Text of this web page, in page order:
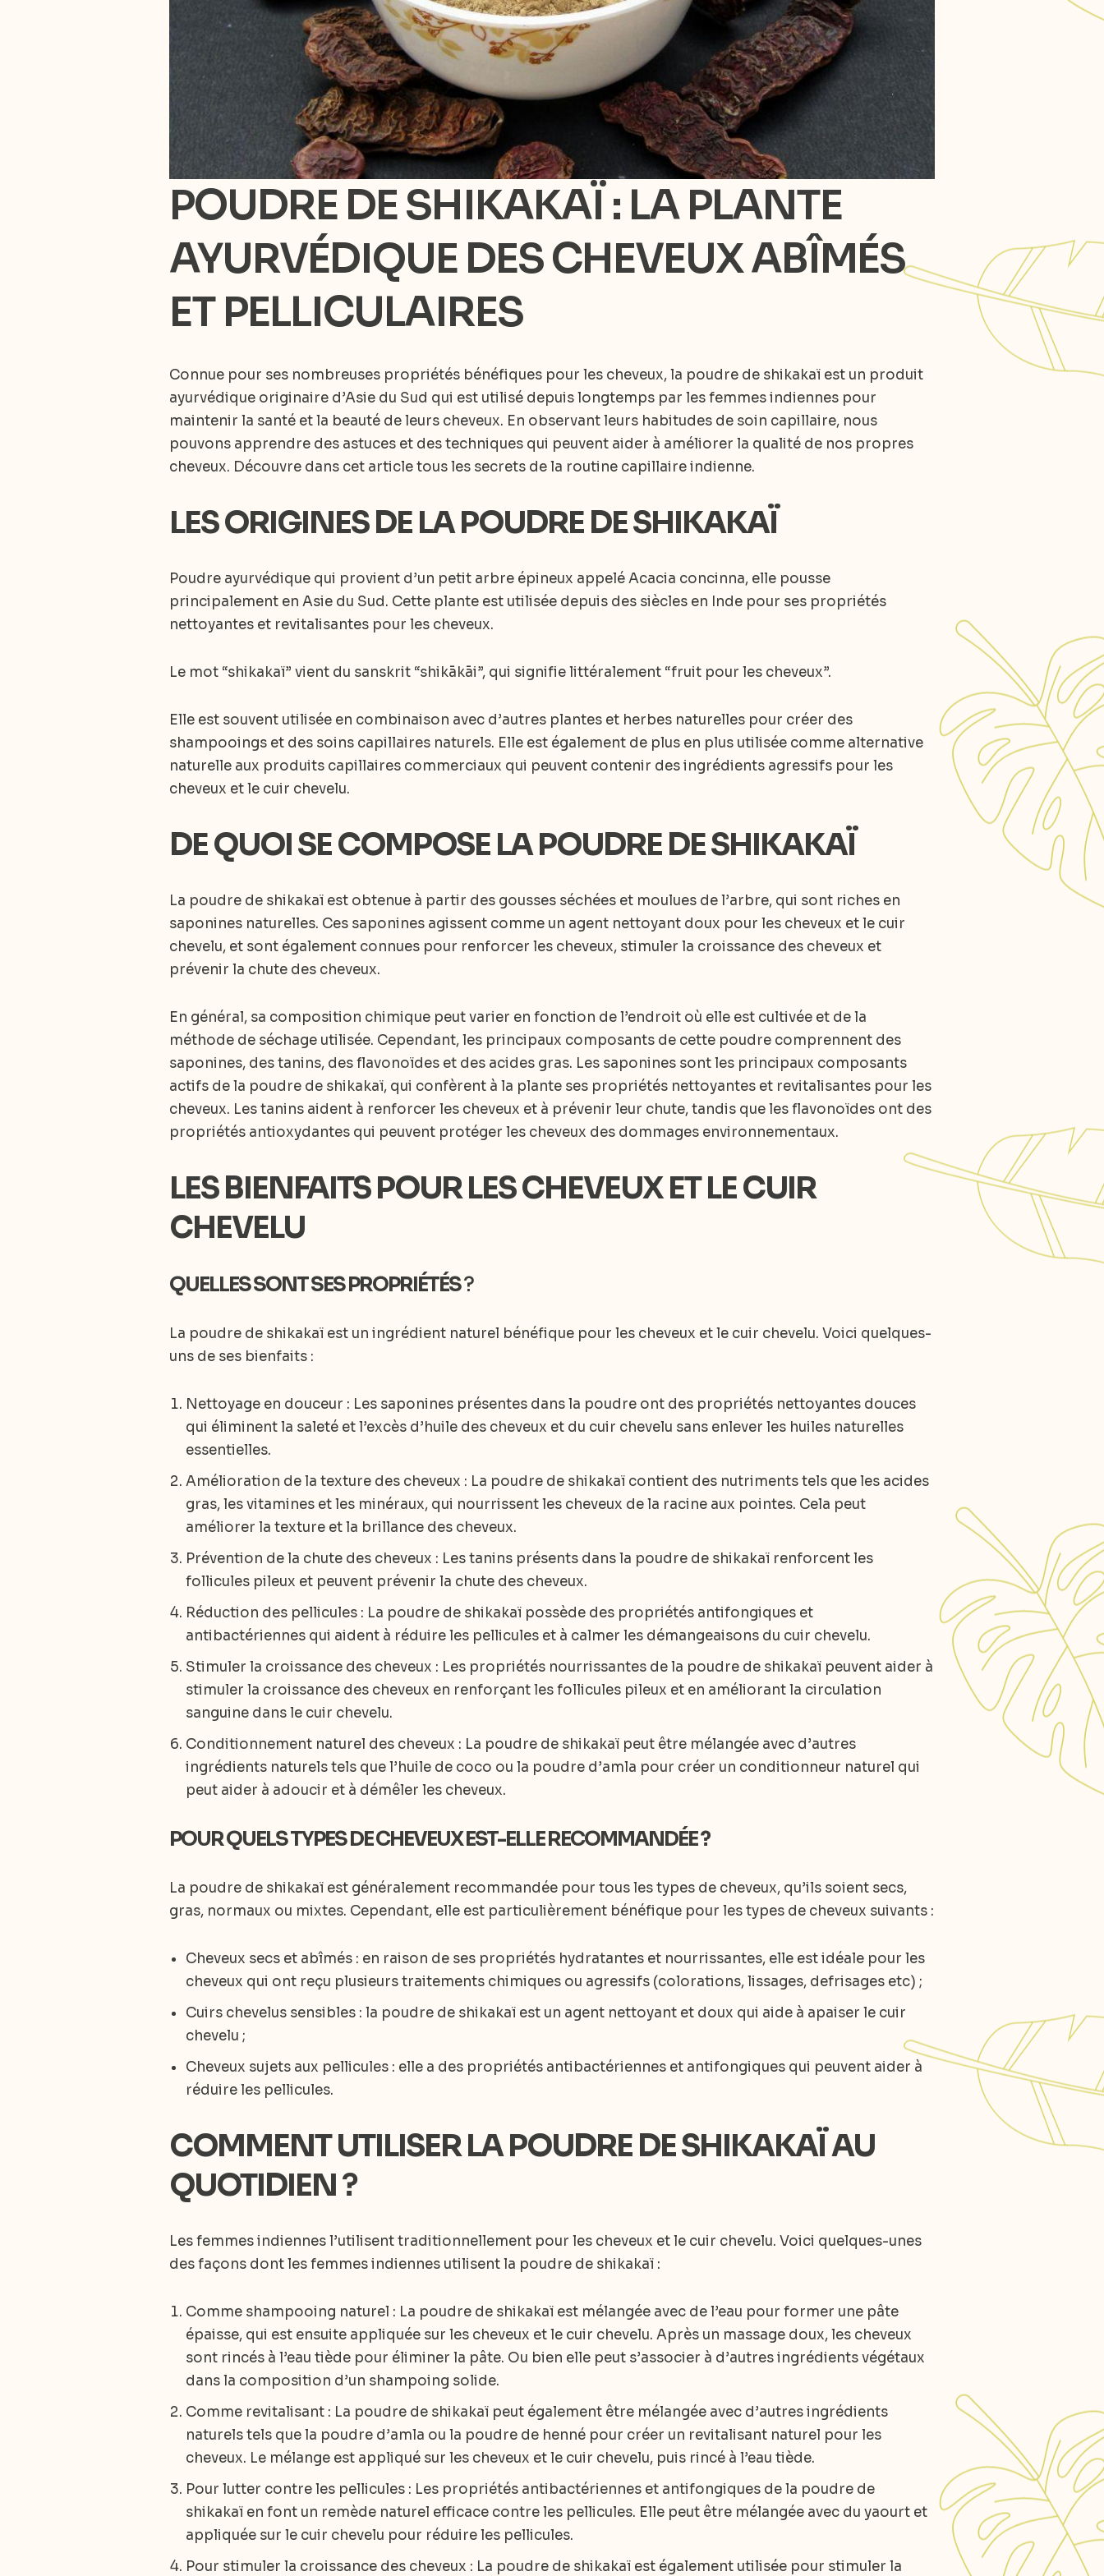
POUDRE DE SHIKAKAÏ : LA PLANTE
AYURVÉDIQUE DES CHEVEUX ABÎMÉS
ET PELLICULAIRES
Connue pour ses nombreuses propriétés bénéfiques pour les cheveux, la poudre de shikakaï est un produit
ayurvédique originaire d’Asie du Sud qui est utilisé depuis longtemps par les femmes indiennes pour
maintenir la santé et la beauté de leurs cheveux. En observant leurs habitudes de soin capillaire, nous
pouvons apprendre des astuces et des techniques qui peuvent aider à améliorer la qualité de nos propres
cheveux. Découvre dans cet article tous les secrets de la routine capillaire indienne.
LES ORIGINES DE LA POUDRE DE SHIKAKAÏ
Poudre ayurvédique qui provient d’un petit arbre épineux appelé Acacia concinna, elle pousse
principalement en Asie du Sud. Cette plante est utilisée depuis des siècles en Inde pour ses propriétés
nettoyantes et revitalisantes pour les cheveux.
Le mot “shikakaï” vient du sanskrit “shikākāi”, qui signifie littéralement “fruit pour les cheveux”.
Elle est souvent utilisée en combinaison avec d’autres plantes et herbes naturelles pour créer des
shampooings et des soins capillaires naturels. Elle est également de plus en plus utilisée comme alternative
naturelle aux produits capillaires commerciaux qui peuvent contenir des ingrédients agressifs pour les
cheveux et le cuir chevelu.
DE QUOI SE COMPOSE LA POUDRE DE SHIKAKAÏ
La poudre de shikakaï est obtenue à partir des gousses séchées et moulues de l’arbre, qui sont riches en
saponines naturelles. Ces saponines agissent comme un agent nettoyant doux pour les cheveux et le cuir
chevelu, et sont également connues pour renforcer les cheveux, stimuler la croissance des cheveux et
prévenir la chute des cheveux.
En général, sa composition chimique peut varier en fonction de l’endroit où elle est cultivée et de la
méthode de séchage utilisée. Cependant, les principaux composants de cette poudre comprennent des
saponines, des tanins, des flavonoïdes et des acides gras. Les saponines sont les principaux composants
actifs de la poudre de shikakaï, qui confèrent à la plante ses propriétés nettoyantes et revitalisantes pour les
cheveux. Les tanins aident à renforcer les cheveux et à prévenir leur chute, tandis que les flavonoïdes ont des
propriétés antioxydantes qui peuvent protéger les cheveux des dommages environnementaux.
LES BIENFAITS POUR LES CHEVEUX ET LE CUIR
CHEVELU
QUELLES SONT SES PROPRIÉTÉS?
La poudre de shikakaï est un ingrédient naturel bénéfique pour les cheveux et le cuir chevelu. Voici quelques-
uns de ses bienfaits :
Nettoyage en douceur : Les saponines présentes dans la poudre ont des propriétés nettoyantes douces
qui éliminent la saleté et l’excès d’huile des cheveux et du cuir chevelu sans enlever les huiles naturelles
essentielles.
Amélioration de la texture des cheveux : La poudre de shikakaï contient des nutriments tels que les acides
gras, les vitamines et les minéraux, qui nourrissent les cheveux de la racine aux pointes. Cela peut
améliorer la texture et la brillance des cheveux.
Prévention de la chute des cheveux : Les tanins présents dans la poudre de shikakaï renforcent les
follicules pileux et peuvent prévenir la chute des cheveux.
Réduction des pellicules : La poudre de shikakaï possède des propriétés antifongiques et
antibactériennes qui aident à réduire les pellicules et à calmer les démangeaisons du cuir chevelu.
Stimuler la croissance des cheveux : Les propriétés nourrissantes de la poudre de shikakaï peuvent aider à
stimuler la croissance des cheveux en renforçant les follicules pileux et en améliorant la circulation
sanguine dans le cuir chevelu.
Conditionnement naturel des cheveux : La poudre de shikakaï peut être mélangée avec d’autres
ingrédients naturels tels que l’huile de coco ou la poudre d’amla pour créer un conditionneur naturel qui
peut aider à adoucir et à démêler les cheveux.
POUR QUELS TYPES DE CHEVEUX EST-ELLE RECOMMANDÉE?
La poudre de shikakaï est généralement recommandée pour tous les types de cheveux, qu’ils soient secs,
gras, normaux ou mixtes. Cependant, elle est particulièrement bénéfique pour les types de cheveux suivants :
Cheveux secs et abîmés : en raison de ses propriétés hydratantes et nourrissantes, elle est idéale pour les
cheveux qui ont reçu plusieurs traitements chimiques ou agressifs (colorations, lissages, defrisages etc) ;
Cuirs chevelus sensibles : la poudre de shikakaï est un agent nettoyant et doux qui aide à apaiser le cuir
chevelu ;
Cheveux sujets aux pellicules : elle a des propriétés antibactériennes et antifongiques qui peuvent aider à
réduire les pellicules.
COMMENT UTILISER LA POUDRE DE SHIKAKAÏ AU
QUOTIDIEN?
Les femmes indiennes l’utilisent traditionnellement pour les cheveux et le cuir chevelu. Voici quelques-unes
des façons dont les femmes indiennes utilisent la poudre de shikakaï :
Comme shampooing naturel : La poudre de shikakaï est mélangée avec de l’eau pour former une pâte
épaisse, qui est ensuite appliquée sur les cheveux et le cuir chevelu. Après un massage doux, les cheveux
sont rincés à l’eau tiède pour éliminer la pâte. Ou bien elle peut s’associer à d’autres ingrédients végétaux
dans la composition d’un shampoing solide.
Comme revitalisant : La poudre de shikakaï peut également être mélangée avec d’autres ingrédients
naturels tels que la poudre d’amla ou la poudre de henné pour créer un revitalisant naturel pour les
cheveux. Le mélange est appliqué sur les cheveux et le cuir chevelu, puis rincé à l’eau tiède.
Pour lutter contre les pellicules : Les propriétés antibactériennes et antifongiques de la poudre de
shikakaï en font un remède naturel efficace contre les pellicules. Elle peut être mélangée avec du yaourt et
appliquée sur le cuir chevelu pour réduire les pellicules.
Pour stimuler la croissance des cheveux : La poudre de shikakaï est également utilisée pour stimuler la